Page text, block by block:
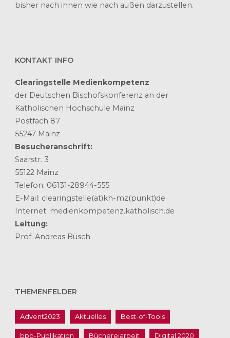
bisher nach innen wie nach außen darzustellen.
KONTAKT INFO
Clearingstelle Medienkompetenz
der Deutschen Bischofskonferenz an der
Katholischen Hochschule Mainz
Postfach 87
55247 Mainz
Besucheranschrift:
Saarstr. 3
55122 Mainz
Telefon: 06131-28944-555
E-Mail: clearingstelle(at)kh-mz(punkt)de
Internet: medienkompetenz.katholisch.de
Leitung:
Prof. Andreas Büsch
THEMENFELDER
Advent2023 Aktuelles Best-of-Tools
bpb-Publikation Büchereiarbeit Digital 2020